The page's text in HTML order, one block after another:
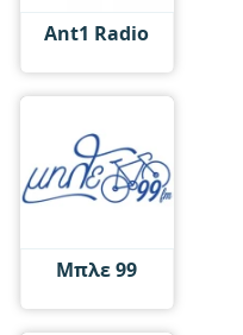
Ant1 Radio
Μπλε 99